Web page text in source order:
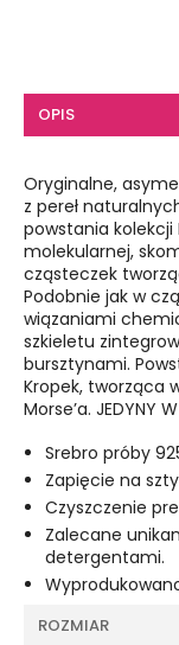
OPIS
Oryginalne,
z pereł
powstania kolekcji
molekularnej,
cząsteczek
Podobnie jak w
wiązaniami
szkieletu
bursztynami.
Kropek, tworząca
Morse’a. JEDYNY
Srebro próby
Zapięcie na
Czyszczenie
Zalecane
detergentami.
ROZMIAR